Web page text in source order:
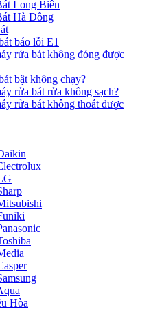
Long Biên
Hà Đông
báo lỗi E1
rửa bát không đóng được
bật không chạy?
rửa bát rửa không sạch?
rửa bát không thoát được
Hòa